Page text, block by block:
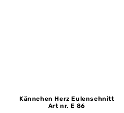
Kännchen Herz Eulenschnitt
Art nr. E 86